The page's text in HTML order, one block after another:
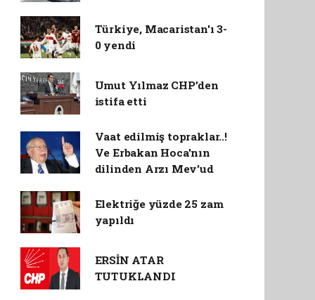
Türkiye, Macaristan'ı 3-
0 yendi
Umut Yılmaz CHP’den
istifa etti
Vaat edilmiş topraklar..!
Ve Erbakan Hoca'nın
dilinden Arzı Mev'ud
Elektriğe yüzde 25 zam
yapıldı
ERSİN ATAR
TUTUKLANDI